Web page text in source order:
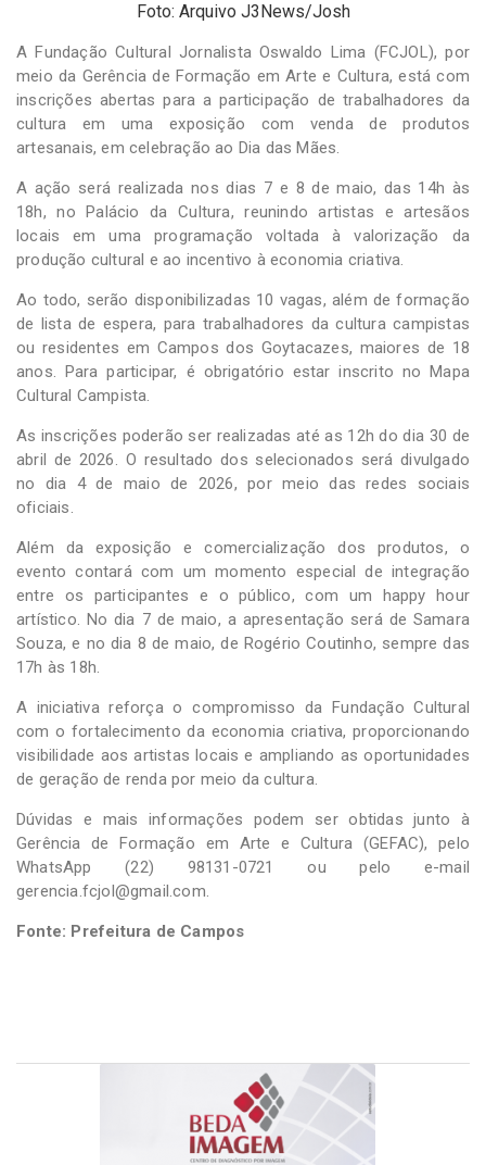
Foto: Arquivo J3News/Josh
A Fundação Cultural Jornalista Oswaldo Lima (FCJOL), por
meio da Gerência de Formação em Arte e Cultura, está com
inscrições abertas para a participação de trabalhadores da
cultura em uma exposição com venda de produtos
artesanais, em celebração ao Dia das Mães.
A ação será realizada nos dias 7 e 8 de maio, das 14h às
18h, no Palácio da Cultura, reunindo artistas e artesãos
locais em uma programação voltada à valorização da
produção cultural e ao incentivo à economia criativa.
Ao todo, serão disponibilizadas 10 vagas, além de formação
de lista de espera, para trabalhadores da cultura campistas
ou residentes em Campos dos Goytacazes, maiores de 18
anos. Para participar, é obrigatório estar inscrito no Mapa
Cultural Campista.
As inscrições poderão ser realizadas até as 12h do dia 30 de
abril de 2026. O resultado dos selecionados será divulgado
no dia 4 de maio de 2026, por meio das redes sociais
oficiais.
Além da exposição e comercialização dos produtos, o
evento contará com um momento especial de integração
entre os participantes e o público, com um happy hour
artístico. No dia 7 de maio, a apresentação será de Samara
Souza, e no dia 8 de maio, de Rogério Coutinho, sempre das
17h às 18h.
A iniciativa reforça o compromisso da Fundação Cultural
com o fortalecimento da economia criativa, proporcionando
visibilidade aos artistas locais e ampliando as oportunidades
de geração de renda por meio da cultura.
Dúvidas e mais informações podem ser obtidas junto à
Gerência de Formação em Arte e Cultura (GEFAC), pelo
WhatsApp (22) 98131-0721 ou pelo e-mail
gerencia.fcjol@gmail.com.
Fonte: Prefeitura de Campos